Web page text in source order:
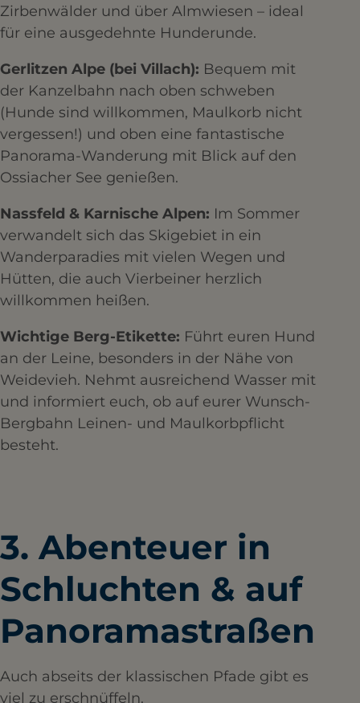
Zirbenwälder und über Almwiesen – ideal
für eine ausgedehnte Hunderunde.
Gerlitzen Alpe (bei Villach): Bequem mit
der Kanzelbahn nach oben schweben
(Hunde sind willkommen, Maulkorb nicht
vergessen!) und oben eine fantastische
Panorama-Wanderung mit Blick auf den
Ossiacher See genießen.
Nassfeld & Karnische Alpen: Im Sommer
verwandelt sich das Skigebiet in ein
Wanderparadies mit vielen Wegen und
Hütten, die auch Vierbeiner herzlich
willkommen heißen.
Wichtige Berg-Etikette: Führt euren Hund
an der Leine, besonders in der Nähe von
Weidevieh. Nehmt ausreichend Wasser mit
und informiert euch, ob auf eurer Wunsch-
Bergbahn Leinen- und Maulkorbpflicht
besteht.
3. Abenteuer in
Schluchten & auf
Panoramastraßen
Auch abseits der klassischen Pfade gibt es
viel zu erschnüffeln.